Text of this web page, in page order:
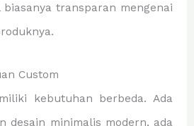
transparan mengenai
Custom
kebutuhan berbeda. Ada
desain minimalis modern, ada